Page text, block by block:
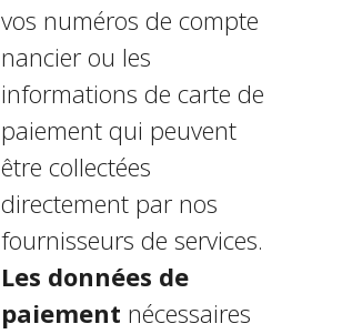
vos numéros de compte
financier ou les
informations de carte de
paiement qui peuvent
être collectées
directement par nos
fournisseurs de services.
Les données de
paiement nécessaires